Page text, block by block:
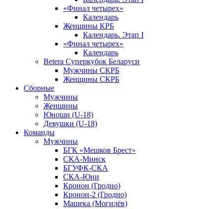
«Финал четырех»
Календарь
Женщины КРБ
Календарь. Этап I
«Финал четырех»
Календарь
Betera Суперкубок Беларуси
Мужчины СКРБ
Женщины СКРБ
Сборные
Мужчины
Женщины
Юноши (U-18)
Девушки (U-18)
Команды
Мужчины
БГК «Мешков Брест»
СКА-Минск
БГУФК-СКА
СКА-Юни
Кронон (Гродно)
Кронон-2 (Гродно)
Машека (Могилёв)